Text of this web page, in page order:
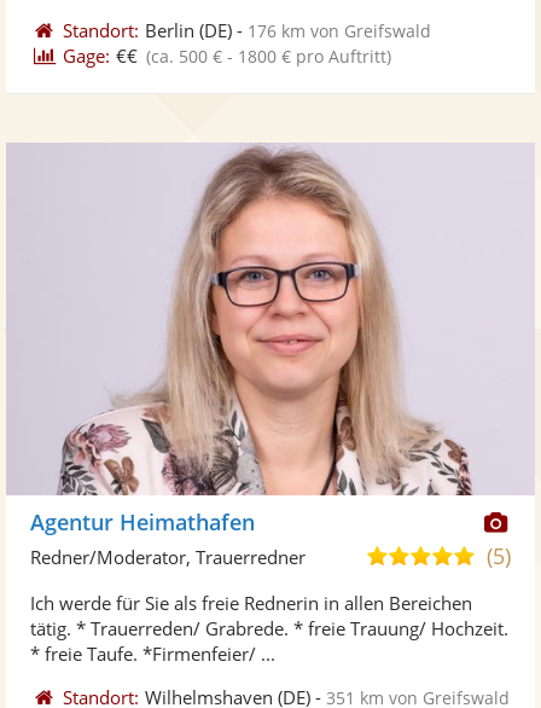
Standort: Berlin (DE) - 176 km von Greifswald
Gage: €€ (ca. 500 € - 1800 € pro Auftritt)
Agentur Heimathafen
5,0(5)
Redner/Moderator, Trauerredner
Ich werde für Sie als freie Rednerin in allen Bereichen
tätig. * Trauerreden/ Grabrede. * freie Trauung/ Hochzeit.
* freie Taufe. *Firmenfeier/ ...
Standort: Wilhelmshaven (DE) -351 km von Greifswald